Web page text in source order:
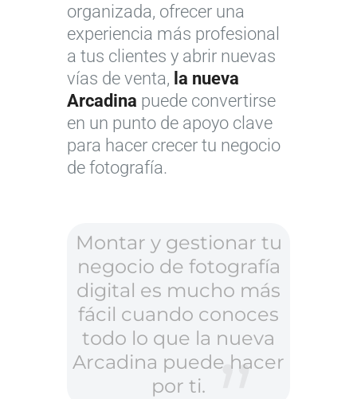
organizada, ofrecer una
experiencia más profesional
a tus clientes y abrir nuevas
vías de venta, la nueva
Arcadina puede convertirse
en un punto de apoyo clave
para hacer crecer tu negocio
de fotografía.
Montar y gestionar tu
negocio de fotografía
digital es mucho más
fácil cuando conoces
todo lo que la nueva
Arcadina puede hacer
por ti.